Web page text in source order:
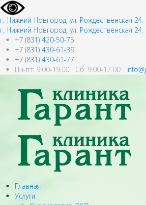
г. Нижний Новгород, ул. Рождественская 24.
г. Нижний Новгород, ул. Рождественская 24.
+7 (831) 420-50-75
+7 (831) 430-61-39
+7 (831) 430-61-77
Пн-пт: 9.00-19.00 Сб: 9.00-17.00
Главная
Услуги